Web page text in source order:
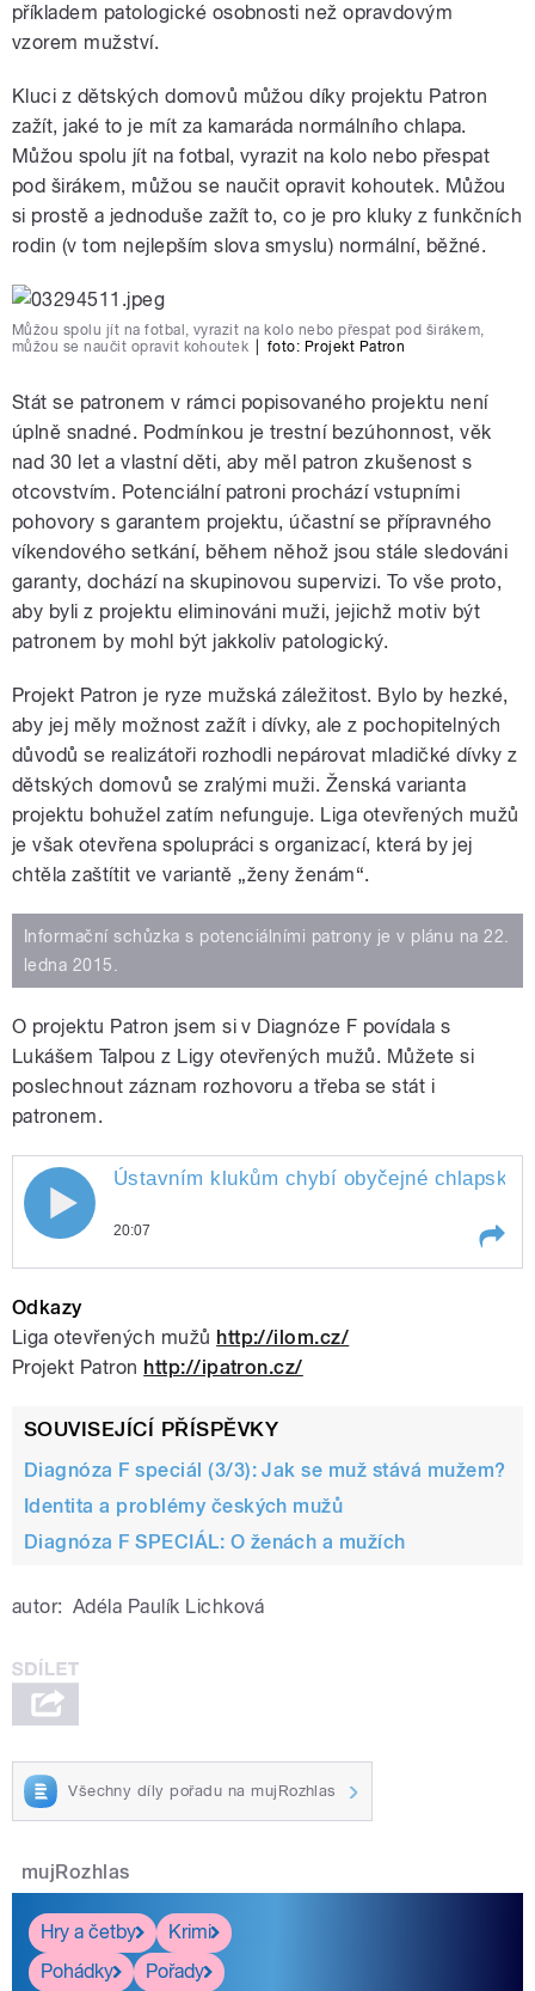
příkladem patologické osobnosti než opravdovým
vzorem mužství.
Kluci z dětských domovů můžou díky projektu Patron
zažít, jaké to je mít za kamaráda normálního chlapa.
Můžou spolu jít na fotbal, vyrazit na kolo nebo přespat
pod širákem, můžou se naučit opravit kohoutek. Můžou
si prostě a jednoduše zažít to, co je pro kluky z funkčních
rodin (v tom nejlepším slova smyslu) normální, běžné.
Můžou spolu jít na fotbal, vyrazit na kolo nebo přespat pod širákem,
můžou se naučit opravit kohoutek
foto: Projekt Patron
Stát se patronem v rámci popisovaného projektu není
úplně snadné. Podmínkou je trestní bezúhonnost, věk
nad 30 let a vlastní děti, aby měl patron zkušenost s
otcovstvím. Potenciální patroni prochází vstupními
pohovory s garantem projektu, účastní se přípravného
víkendového setkání, během něhož jsou stále sledováni
garanty, dochází na skupinovou supervizi. To vše proto,
aby byli z projektu eliminováni muži, jejichž motiv být
patronem by mohl být jakkoliv patologický.
Projekt Patron je ryze mužská záležitost. Bylo by hezké,
aby jej měly možnost zažít i dívky, ale z pochopitelných
důvodů se realizátoři rozhodli nepárovat mladičké dívky z
dětských domovů se zralými muži. Ženská varianta
projektu bohužel zatím nefunguje. Liga otevřených mužů
je však otevřena spolupráci s organizací, která by jej
chtěla zaštítit ve variantě „ženy ženám“.
Informační schůzka s potenciálními patrony je v plánu na 22.
ledna 2015.
O projektu Patron jsem si v Diagnóze F povídala s
Lukášem Talpou z Ligy otevřených mužů. Můžete si
poslechnout záznam rozhovoru a třeba se stát i
patronem.
Ústavním klukům chybí obyčejné
chlapské zážitky
Ústavním klukům chybí obyčejné chlapské
20:07
Odkazy
Liga otevřených mužů http://ilom.cz/
Projekt Patron http://ipatron.cz/
SOUVISEJÍCÍ PŘÍSPĚVKY
Diagnóza F speciál (3/3): Jak se muž stává mužem?
Identita a problémy českých mužů
Diagnóza F SPECIÁL: O ženách a mužích
autor: Adéla Paulík Lichková
Všechny díly pořadu na mujRozhlas
mujRozhlas
Hry a četby
Krimi
Pohádky
Pořady